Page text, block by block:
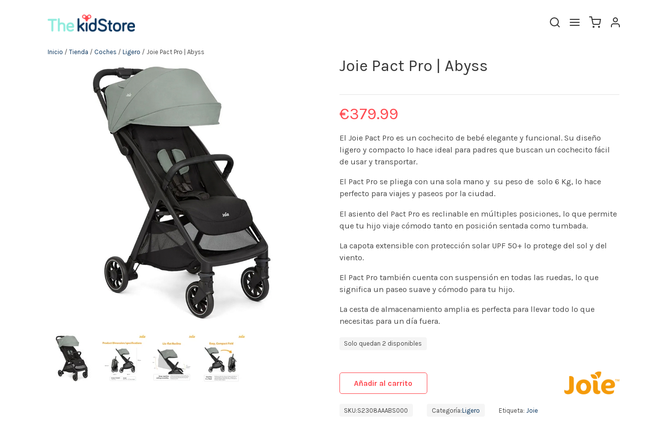
Inicio / Tienda / Coches / Ligero / Joie Pact Pro | Abyss
Joie Pact Pro | Abyss
€379.99
El Joie Pact Pro es un cochecito de bebé elegante y funcional. Su diseño
ligero y compacto lo hace ideal para padres que buscan un cochecito fácil
de usar y transportar.
El Pact Pro se pliega con una sola mano y su peso de solo 6 Kg, lo hace
perfecto para viajes y paseos por la ciudad.
El asiento del Pact Pro es reclinable en múltiples posiciones, lo que permite
que tu hijo viaje cómodo tanto en posición sentada como tumbada.
La capota extensible con protección solar UPF 50+ lo protege del sol y del
viento.
El Pact Pro también cuenta con suspensión en todas las ruedas, lo que
significa un paseo suave y cómodo para tu hijo.
La cesta de almacenamiento amplia es perfecta para llevar todo lo que
necesitas para un día fuera.
Solo quedan 2 disponibles
Añadir al carrito
SKU:S2308AAABS000 Categoría:Ligero Etiqueta: Joie